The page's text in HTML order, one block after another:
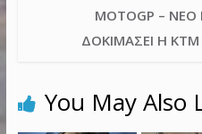
MOTOGP –
ΔΟΚΙΜΆΣΕΙ Η
You May Also